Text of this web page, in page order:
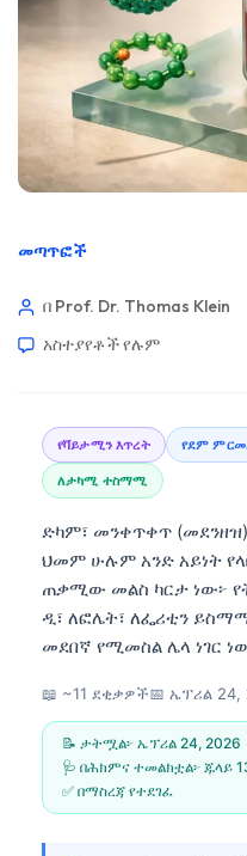
መጣጥፎች
በ Prof. Dr. Thomas Klein
አስተያየቶች የሉም
የቫይታሚን እጥረት የደም
ለታካሚ ተስማሚ
ድካም፣ መንቀጥቀጥ
ህመም ሁሉም አንድ አይነት
ጠቃሚው መልስ ካርታ ነው፦
ዲ፣ ለፎሌት፣ ለፌሪቲን
መደበኛ የሚመስል ሌላ ነገር
📖 ~11 ደቂቃዎች📅 ኤፕሪል 24,
📝 ታትሟል፦ ኤፕሪል 24, 2026
🩺 በሕክምና ተመልክቷል፦ ጁላይ
✅ በማስረጃ የተደገፈ